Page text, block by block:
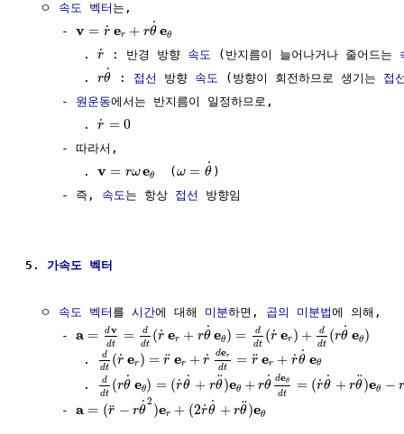
  ㅇ
속도 벡터 는,
     -
v = ˙
r er + r˙
θ eθ
        .
˙
r : 반경 방향 속도 (반지름이 늘어나거나 줄어드는
        .
r˙
θ : 접선 방향 속도 (방향이 회전하므로 생기는 접
     -
원운동에서는 반지름이 일정하므로,
        .
˙
r = 0
     - 따라서,
        .
v = rωeθ
  (
ω = ˙
θ )
     - 즉,
속도는 항상 접선 방향임
5. 가속도 벡터
  ㅇ
속도 벡터 를 시간에 대해 미분하면, 곱의 미분법에 의해,
     -
a = dv
dt
=
d
dt
(˙
r er + r˙
θ eθ ) =
d
dt
(˙
r er ) +
d
dt
(r˙
θ eθ )
        .
d
dt
(˙
r er ) = ¨
r er + ˙
r
der
dt
= ¨
r er + ˙
r˙
θ eθ
        .
d
dt
(r˙
θ eθ) = (˙
r˙
θ + r¨
θ )eθ + r˙
θ
deθ
dt
= (˙
r˙
θ + r¨
θ)eθ −
     -
a = (¨
r − r˙
θ
2
)er + (2˙
r˙
θ + r¨
θ)eθ